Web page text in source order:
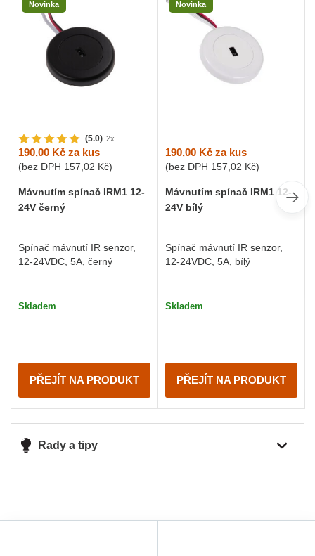
Novinka
(5.0) 2x
190,00 Kč za kus
(bez DPH 157,02 Kč)
Mávnutím spínač IRM1 12-
24V černý
Spínač mávnutí IR senzor,
12-24VDC, 5A, černý
Skladem
PŘEJÍT NA PRODUKT
Novinka
190,00 Kč za kus
(bez DPH 157,02 Kč)
Mávnutím spínač IRM1 12-
24V bílý
Spínač mávnutí IR senzor,
12-24VDC, 5A, bílý
Skladem
PŘEJÍT NA PRODUKT
Rady a tipy